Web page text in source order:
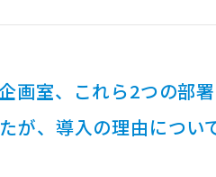
画室、これら2つの部
が、導入の理由につい